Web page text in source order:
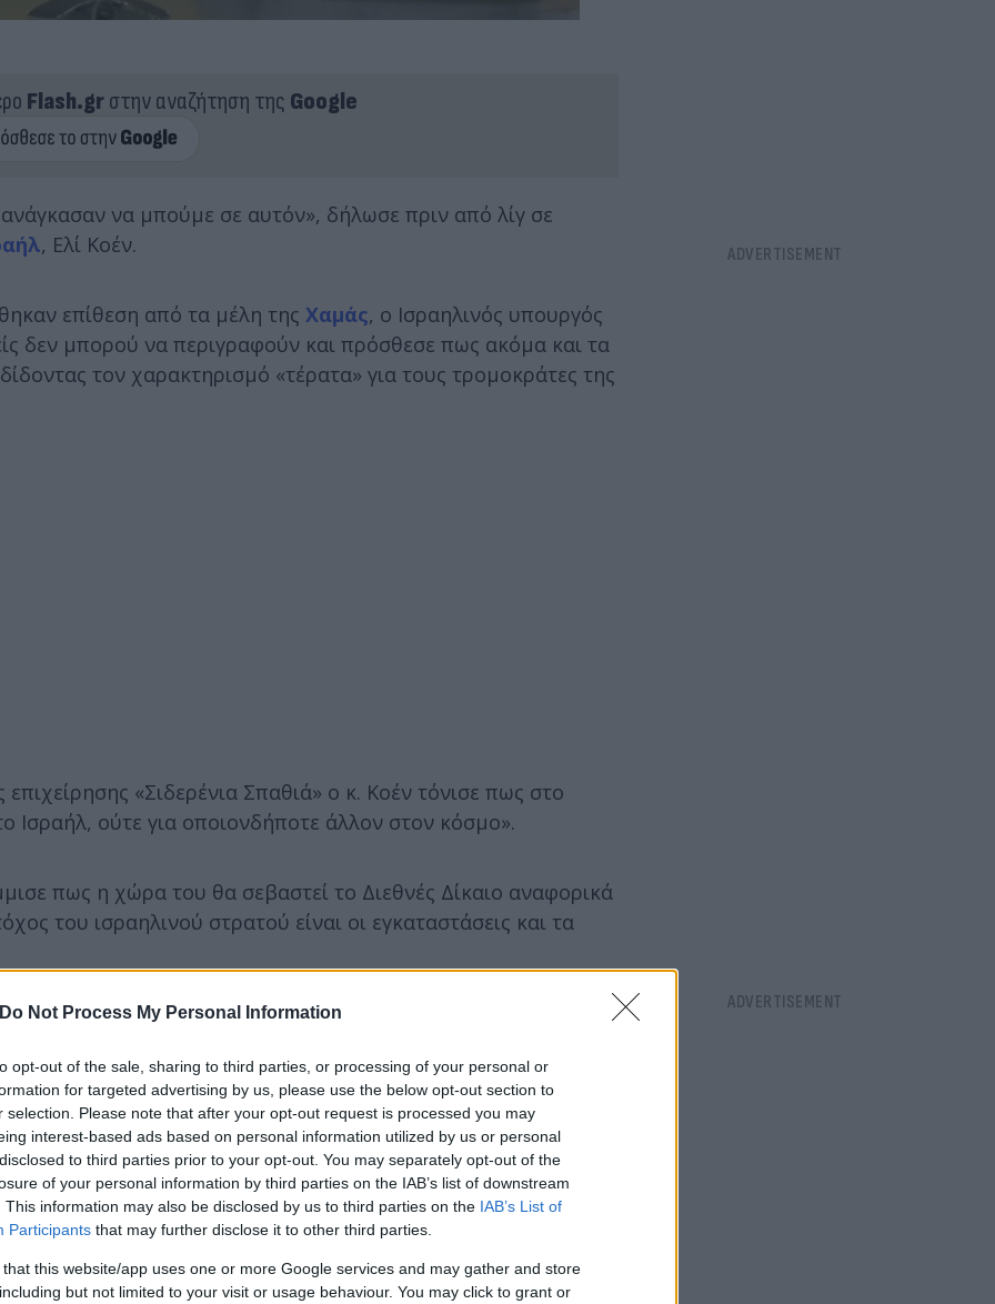
Do Not Process My Personal Information
opt-out of the sale, sharing to third parties, or processing of your personal or
for targeted advertising by us, please use the below opt-out section to
selection. Please note that after your opt-out request is processed you may
interest-based ads based on personal information utilized by us or personal
to third parties prior to your opt-out. You may separately opt-out of the
of your personal information by third parties on the IAB’s list of downstream
This information may also be disclosed by us to third parties on the IAB’s List of
Participants that may further disclose it to other third parties.
that this website/app uses one or more Google services and may gather and store
but not limited to your visit or usage behaviour. You may click to grant or
Flash.grστην αναζήτηση της Google
να μπούμε σε αυτόν», δήλωσε πριν από λίγ σε
, Ελί Κοέν.
επίθεση από τα μέλη της Χαμάς, ο Ισραηλινός υπουργός
δεν μπορού να περιγραφούν και πρόσθεσε πως ακόμα και τα
τον χαρακτηρισμό «τέρατα» για τους τρομοκράτες της
«Σιδερένια Σπαθιά» ο κ. Κοέν τόνισε πως στο
Ισραήλ, ούτε για οποιονδήποτε άλλον στον κόσμο».
πως η χώρα του θα σεβαστεί το Διεθνές Δίκαιο αναφορικά
του ισραηλινού στρατού είναι οι εγκαταστάσεις και τα